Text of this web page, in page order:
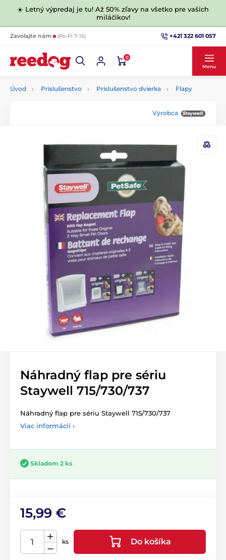
☀️ Letný výpredaj je tu! Až 50% zľavy na všetko pre vašich
miláčikov!
Zavolajte nám (Po-Pi 7-15) +421 322 601 057
0
Menu
Úvod Príslušenstvo Príslušenstvo dvierka Flapy
Výrobca
Náhradný flap pre sériu
Staywell 715/730/737
Náhradný flap pre sériu Staywell 715/730/737
Viac informácií ›
Skladom 2 ks
15,99 €
ks Do košíka